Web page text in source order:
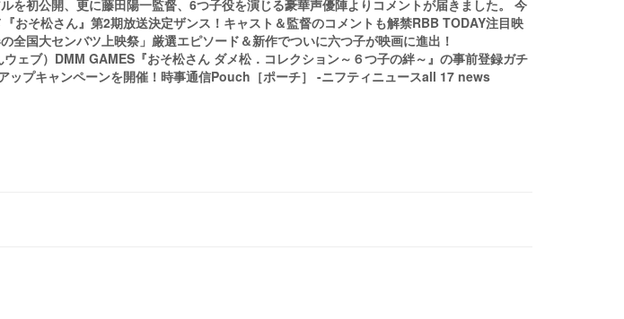
を初公開、更に藤田陽一監督、6つ子役を演じる豪華声優陣よりコメントが届きました。 今
おそ松さん』第2期放送決定ザンス！キャスト＆監督のコメントも解禁RBB TODAY注目映
全国大センバツ上映祭」厳選エピソード＆新作でついに六つ子が映画に進出！
ェブ）DMM GAMES『おそ松さん ダメ松．コレクション～６つ子の絆～』の事前登録ガチ
ップキャンペーンを開催！時事通信Pouch［ポーチ］ -ニフティニュースall 17 news